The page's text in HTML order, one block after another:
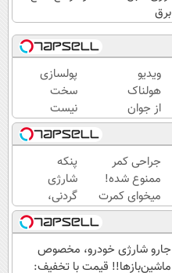
برق
ویدیو
هولناک
از جوان
کارتن
خوابی
که
میلیاردر
شد.
آموزش
رایگان
پولسازی
سخت
نیست
اگه
راهش
رو
بدونی! "
دوره
رایگان "
جراحی کمر
ممنوع شده!
میخوای کمرت
رو در منزل
درمان کنی؟
((پرسش‌نامه))
پنکه
شارژی
گردنی،
با
قیمت
باور
نکردنی!
جارو شارژی خودرو، مخصوص
ماشین‌باز‌ها!! قیمت با تخفیف: